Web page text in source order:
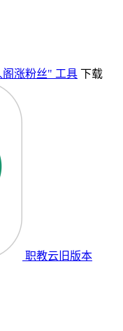
阁涨粉丝" 工具 下载
职教云旧版本